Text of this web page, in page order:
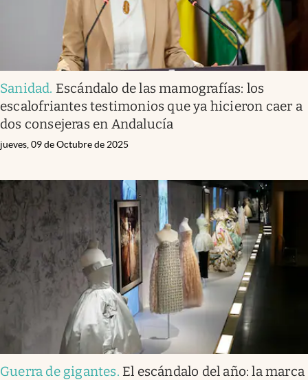
Sanidad. Escándalo de las mamografías: los
escalofriantes testimonios que ya hicieron caer a
dos consejeras en Andalucía
jueves, 09 de Octubre de 2025
Guerra de gigantes. El escándalo del año: la marca